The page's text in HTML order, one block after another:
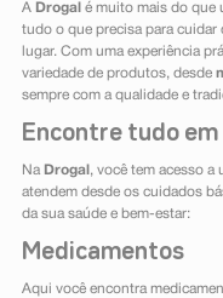
A Drogal é muito mais do que
tudo o que precisa para cuidar
lugar. Com uma experiência
variedade de produtos, desde
sempre com a qualidade e
Encontre tudo em
Na Drogal , você tem acesso a
atendem desde os cuidados
da sua saúde e bem-estar:
Medicamentos
Aqui você encontra